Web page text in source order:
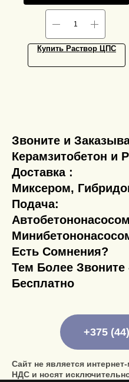
Купить Раствор ЦПС
Звоните и
Керамзитобетон и
Доставка :
Миксером,
Подача:
Есть Сомнения?
Тем Более Звоните
Бесплатно
+375
Сайт не является
НДС и носят